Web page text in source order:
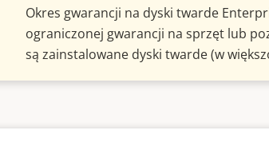
Okres gwarancji na dyski twarde
ograniczonej gwarancji na sprzęt lub
są zainstalowane dyski twarde (w